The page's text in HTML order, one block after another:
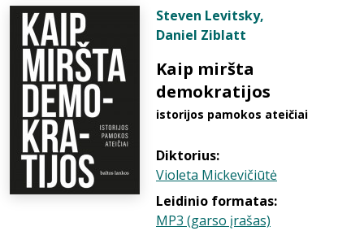
Steven Levitsky,
Daniel Ziblatt
Kaip miršta
demokratijos
istorijos pamokos ateičiai
Diktorius:
Violeta Mickevičiūtė
Leidinio formatas:
MP3 (garso įrašas)